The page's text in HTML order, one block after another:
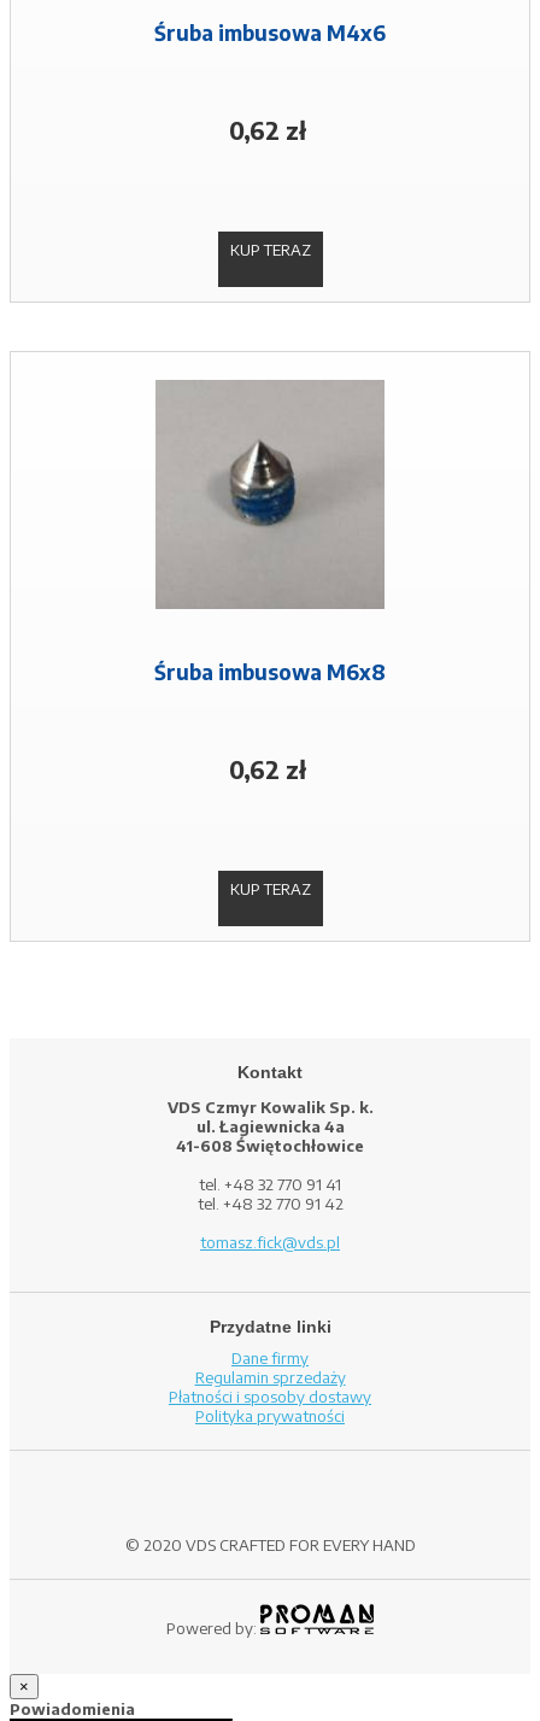
Śruba imbusowa M4x6
0,62 zł
KUP TERAZ
Śruba imbusowa M6x8
0,62 zł
KUP TERAZ
Kontakt
VDS Czmyr Kowalik Sp. k.
ul. Łagiewnicka 4a
41-608 Świętochłowice
tel. +48 32 770 91 41
tel. +48 32 770 91 42
tomasz.fick@vds.pl
Przydatne linki
Dane firmy
Regulamin sprzedaży
Płatności i sposoby dostawy
Polityka prywatności
© 2020 VDS CRAFTED FOR EVERY HAND
Powered by:
×
Powiadomienia